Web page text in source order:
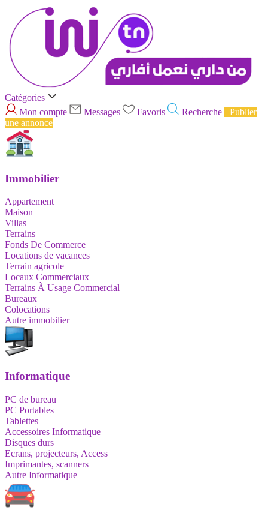
Catégories
Mon compte
Messages Favoris Recherche
Publier
une annonce
Immobilier
Appartement
Maison
Villas
Terrains
Fonds De Commerce
Locations de vacances
Terrain agricole
Locaux Commerciaux
Terrains À Usage Commercial
Bureaux
Colocations
Autre immobilier
Informatique
PC de bureau
PC Portables
Tablettes
Accessoires Informatique
Disques durs
Ecrans, projecteurs, Access
Imprimantes, scanners
Autre Informatique